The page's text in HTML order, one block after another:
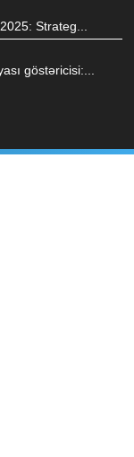
Strateg...
göstəricisi:...